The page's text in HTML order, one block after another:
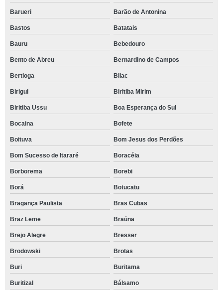
Barueri Barão de Antonina
Bastos Batatais
Bauru Bebedouro
Bento de Abreu Bernardino de Campos
Bertioga Bilac
Birigui Biritiba Mirim
Biritiba Ussu Boa Esperança do Sul
Bocaina Bofete
Boituva Bom Jesus dos Perdões
Bom Sucesso de Itararé Boracéia
Borborema Borebi
Borá Botucatu
Bragança Paulista Bras Cubas
Braz Leme Braúna
Brejo Alegre Bresser
Brodowski Brotas
Buri Buritama
Buritizal Bálsamo